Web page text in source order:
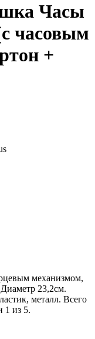
Часы
часовым
+
механизмом,
23,2см.
металл. Всего
1 из 5.